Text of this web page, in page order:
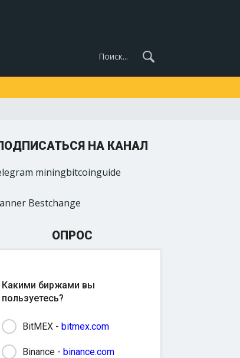
НА КАНАЛ
ОПРОС
Какими биржами вы
пользуетесь?
BitMEX - bitmex.com
Binance - binance.com